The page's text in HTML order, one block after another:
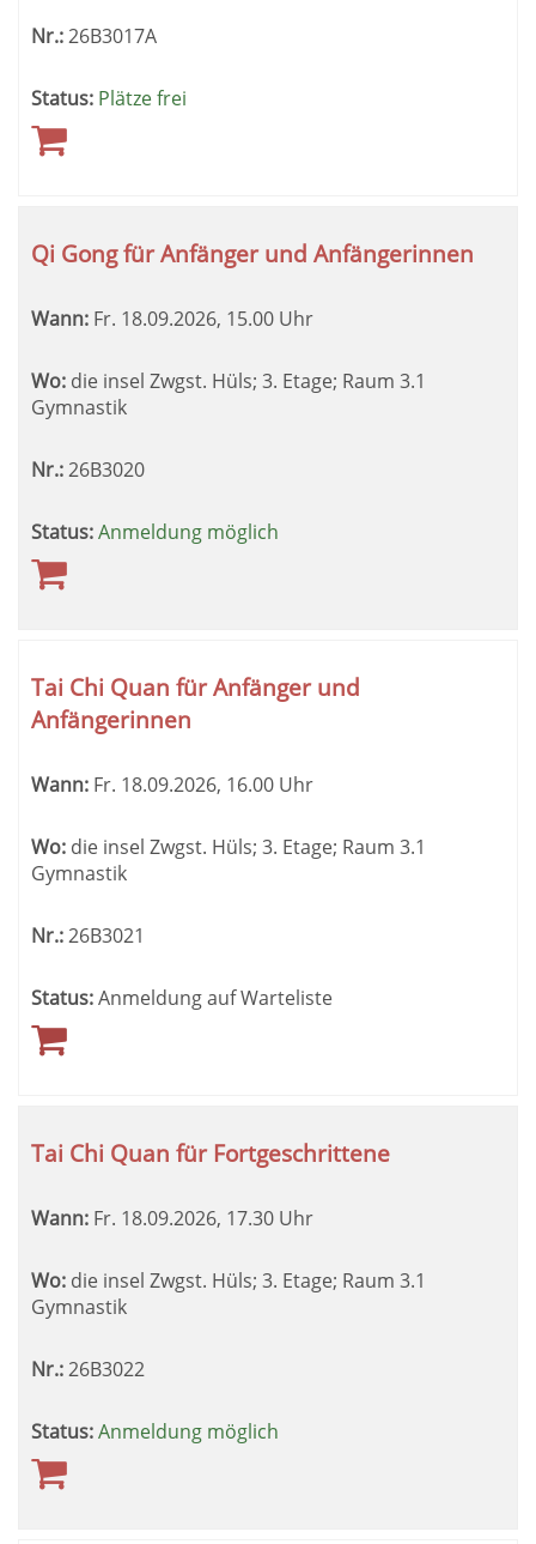
Nr.:26B3017A
Status: Plätze frei
Qi Gong für Anfänger und Anfängerinnen
Wann: Fr. 18.09.2026, 15.00 Uhr
Wo: die insel Zwgst. Hüls; 3. Etage; Raum 3.1
Gymnastik
Nr.:26B3020
Status:Anmeldung möglich
Tai Chi Quan für Anfänger und
Anfängerinnen
Wann: Fr. 18.09.2026, 16.00 Uhr
Wo: die insel Zwgst. Hüls; 3. Etage; Raum 3.1
Gymnastik
Nr.:26B3021
Status:Anmeldung auf Warteliste
Tai Chi Quan für Fortgeschrittene
Wann: Fr. 18.09.2026, 17.30 Uhr
Wo: die insel Zwgst. Hüls; 3. Etage; Raum 3.1
Gymnastik
Nr.:26B3022
Status:Anmeldung möglich